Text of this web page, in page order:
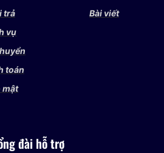
trả
vụ
toán
mật
Bài viết
đài hỗ trợ